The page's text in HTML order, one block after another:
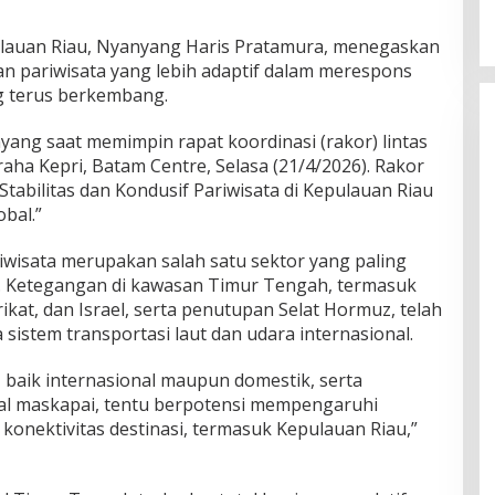
Riau, Nyanyang Haris Pratamura, menegaskan
pariwisata yang lebih adaptif dalam merespons
terus berkembang.
saat memimpin rapat koordinasi (rakor) lintas
Kepri, Batam Centre, Selasa (21/4/2026). Rakor
dan Kondusif Pariwisata di Kepulauan Riau
merupakan salah satu sektor yang paling
di kawasan Timur Tengah, termasuk
dan Israel, serta penutupan Selat Hormuz, telah
transportasi laut dan udara internasional.
internasional maupun domestik, serta
maskapai, tentu berpotensi mempengaruhi
destinasi, termasuk Kepulauan Riau,”